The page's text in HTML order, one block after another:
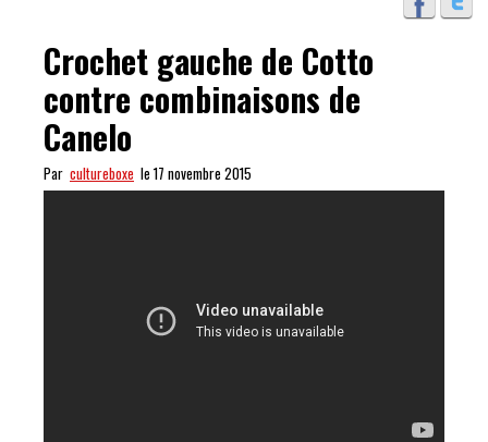
Crochet gauche de Cotto
contre combinaisons de
Canelo
Par cultureboxe le 17 novembre 2015